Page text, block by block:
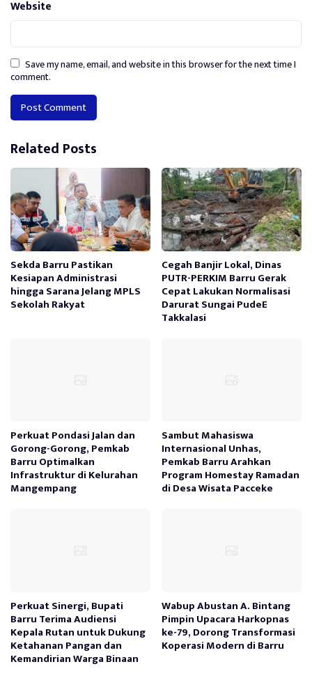
Website
Save my name, email, and website in this browser for the next time I
comment.
Alternative:
Related Posts
Sekda Barru Pastikan
Kesiapan Administrasi
hingga Sarana Jelang MPLS
Sekolah Rakyat
Cegah Banjir Lokal, Dinas
PUTR-PERKIM Barru Gerak
Cepat Lakukan Normalisasi
Darurat Sungai PudeE
Takkalasi
Perkuat Pondasi Jalan dan
Gorong-Gorong, Pemkab
Barru Optimalkan
Infrastruktur di Kelurahan
Mangempang
Sambut Mahasiswa
Internasional Unhas,
Pemkab Barru Arahkan
Program Homestay Ramadan
di Desa Wisata Pacceke
Perkuat Sinergi, Bupati
Barru Terima Audiensi
Kepala Rutan untuk Dukung
Ketahanan Pangan dan
Kemandirian Warga Binaan
Wabup Abustan A. Bintang
Pimpin Upacara Harkopnas
ke-79, Dorong Transformasi
Koperasi Modern di Barru